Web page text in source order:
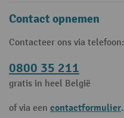
Contact opnemen
Contacteer ons via telefoon:
0800 35 211
gratis in heel België
of via een contactformulier.